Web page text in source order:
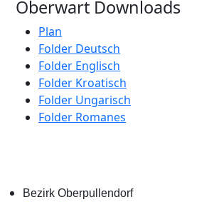
Oberwart Downloads
Plan
Folder Deutsch
Folder Englisch
Folder Kroatisch
Folder Ungarisch
Folder Romanes
Bezirk Oberpullendorf